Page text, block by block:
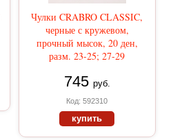
Чулки CRABRO CLASSIC,
черные с кружевом,
прочный мысок, 20 ден,
разм. 23-25; 27-29
745 руб.
Код: 592310
купить